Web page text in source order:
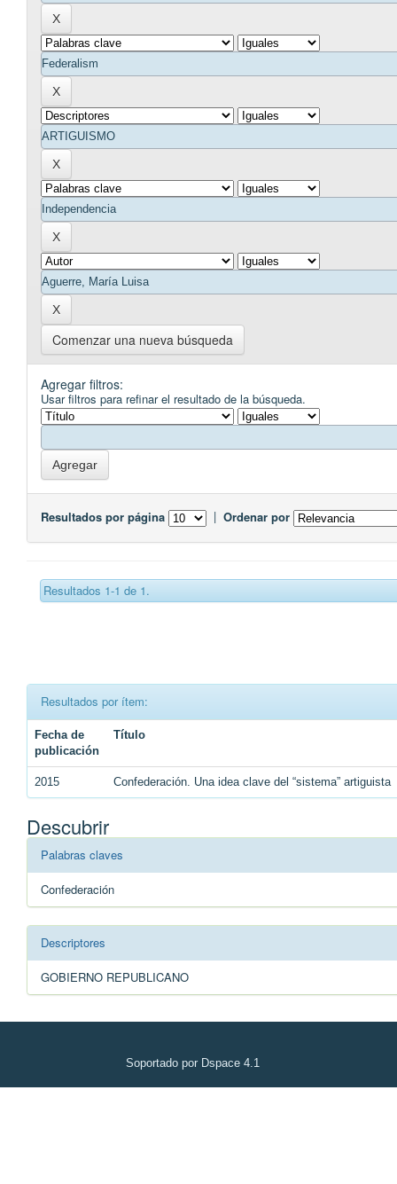
Comenzar una nueva búsqueda
Agregar filtros:
Usar filtros para refinar el resultado de la búsqueda.
Resultados por página | Ordenar por
Resultados 1-1 de 1.
Resultados por ítem:
Fecha de
publicación
Título
2015 Confederación. Una idea clave del “sistema” artiguista
Descubrir
Palabras claves
Confederación
Descriptores
GOBIERNO REPUBLICANO
Soportado por Dspace 4.1